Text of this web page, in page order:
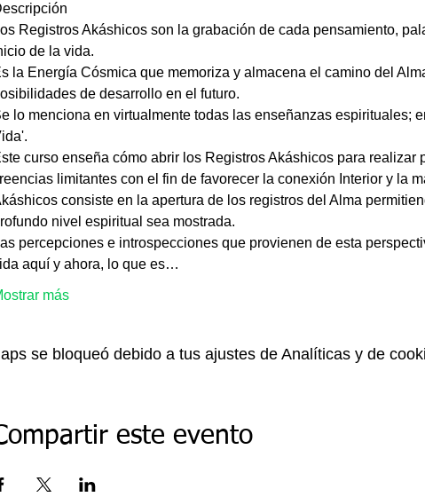
Registros Akáshicos son la grabación de cada pensamiento,
la Energía Cósmica que memoriza y almacena el camino del
lo menciona en virtualmente todas las enseñanzas espirituales;
curso enseña cómo abrir los Registros Akáshicos para
limitantes con el fin de favorecer la conexión Interior y la
consiste en la apertura de los registros del Alma
percepciones e introspecciones que provienen de esta
aquí y ahora, lo que es…
más
se bloqueó debido a tus ajustes de Analíticas y de
este evento